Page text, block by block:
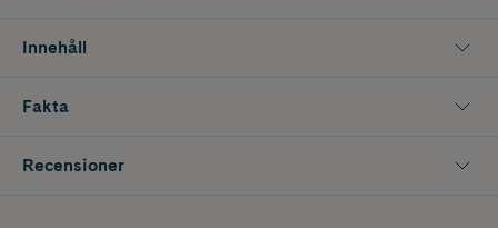
Innehåll
Fakta
Recensioner